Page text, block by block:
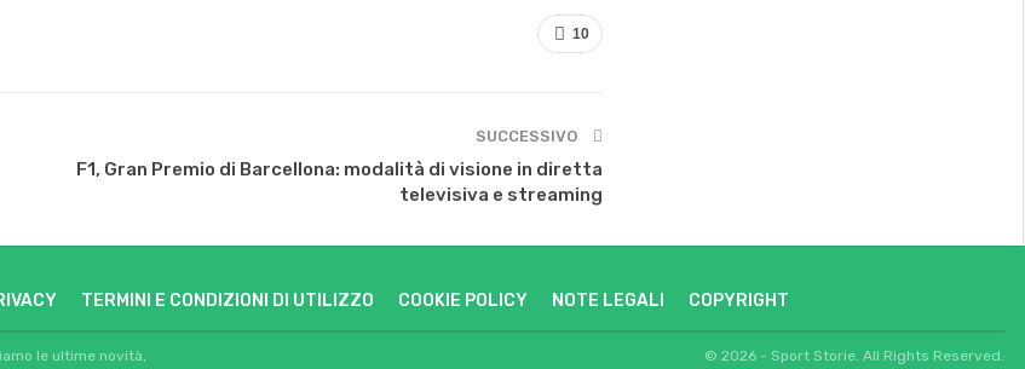
10
SUCCESSIVO
F1, Gran Premio di Barcellona: modalità di visione in diretta
televisiva e streaming
TERMINI E CONDIZIONI DI UTILIZZO COOKIE POLICY NOTE LEGALI COPYRIGHT
le ultime novità,
© 2026 - Sport Storie. All Rights Reserved.